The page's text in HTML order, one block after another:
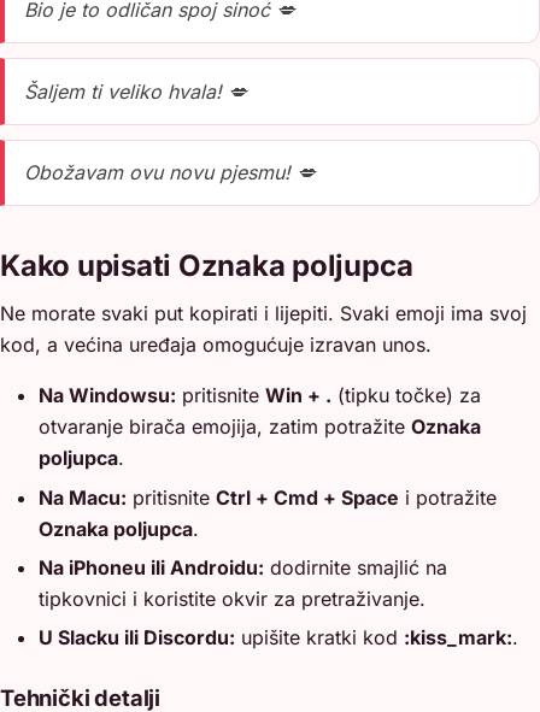
Bio je to odličan spoj sinoć 💋
Šaljem ti veliko hvala! 💋
Obožavam ovu novu pjesmu! 💋
Kako upisati Oznaka poljupca
Ne morate svaki put kopirati i lijepiti. Svaki emoji ima svoj
kod, a većina uređaja omogućuje izravan unos.
Na Windowsu: pritisnite Win + . (tipku točke) za
otvaranje birača emojija, zatim potražite Oznaka
poljupca.
Na Macu: pritisnite Ctrl + Cmd + Space i potražite
Oznaka poljupca.
Na iPhoneu ili Androidu: dodirnite smajlić na
tipkovnici i koristite okvir za pretraživanje.
U Slacku ili Discordu: upišite kratki kod :kiss_mark:.
Tehnički detalji